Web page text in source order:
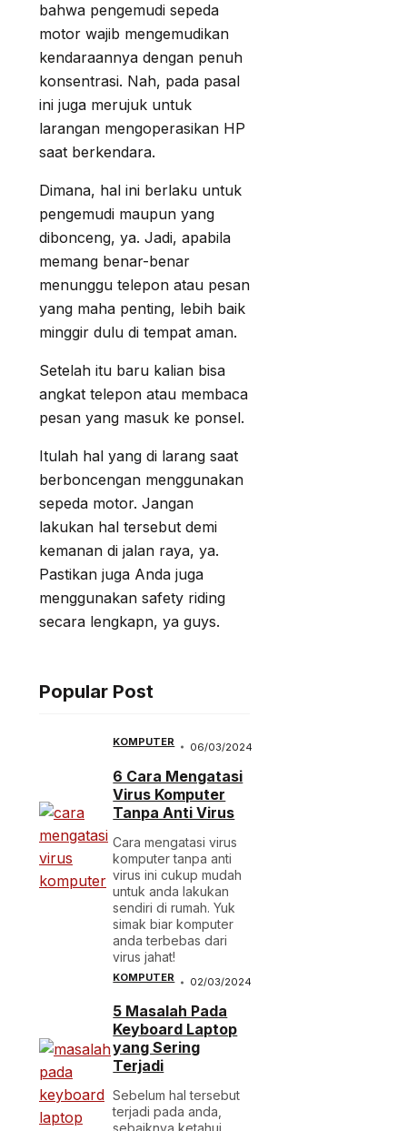
bahwa pengemudi sepeda
motor wajib mengemudikan
kendaraannya dengan penuh
konsentrasi. Nah, pada pasal
ini juga merujuk untuk
larangan mengoperasikan HP
saat berkendara.
Dimana, hal ini berlaku untuk
pengemudi maupun yang
dibonceng, ya. Jadi, apabila
memang benar-benar
menunggu telepon atau pesan
yang maha penting, lebih baik
minggir dulu di tempat aman.
Setelah itu baru kalian bisa
angkat telepon atau membaca
pesan yang masuk ke ponsel.
Itulah hal yang di larang saat
berboncengan menggunakan
sepeda motor. Jangan
lakukan hal tersebut demi
kemanan di jalan raya, ya.
Pastikan juga Anda juga
menggunakan safety riding
secara lengkapn, ya guys.
Popular Post
KOMPUTER 06/03/2024
6 Cara Mengatasi
Virus Komputer
Tanpa Anti Virus
Cara mengatasi virus
komputer tanpa anti
virus ini cukup mudah
untuk anda lakukan
sendiri di rumah. Yuk
simak biar komputer
anda terbebas dari
virus jahat!
KOMPUTER 02/03/2024
5 Masalah Pada
Keyboard Laptop
yang Sering
Terjadi
Sebelum hal tersebut
terjadi pada anda,